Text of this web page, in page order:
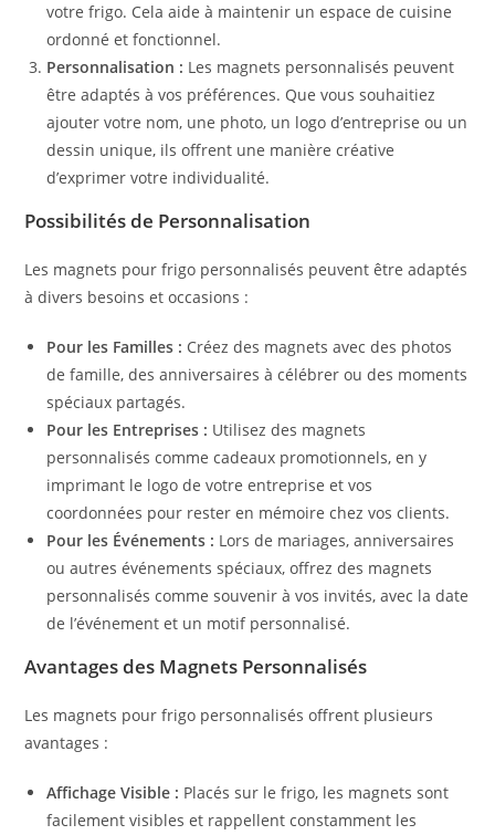
votre frigo. Cela aide à maintenir un espace de cuisine
ordonné et fonctionnel.
Personnalisation : Les magnets personnalisés peuvent
être adaptés à vos préférences. Que vous souhaitiez
ajouter votre nom, une photo, un logo d’entreprise ou un
dessin unique, ils offrent une manière créative
d’exprimer votre individualité.
Possibilités de Personnalisation
Les magnets pour frigo personnalisés peuvent être adaptés
à divers besoins et occasions :
Pour les Familles : Créez des magnets avec des photos
de famille, des anniversaires à célébrer ou des moments
spéciaux partagés.
Pour les Entreprises : Utilisez des magnets
personnalisés comme cadeaux promotionnels, en y
imprimant le logo de votre entreprise et vos
coordonnées pour rester en mémoire chez vos clients.
Pour les Événements : Lors de mariages, anniversaires
ou autres événements spéciaux, offrez des magnets
personnalisés comme souvenir à vos invités, avec la date
de l’événement et un motif personnalisé.
Avantages des Magnets Personnalisés
Les magnets pour frigo personnalisés offrent plusieurs
avantages :
Affichage Visible : Placés sur le frigo, les magnets sont
facilement visibles et rappellent constamment les